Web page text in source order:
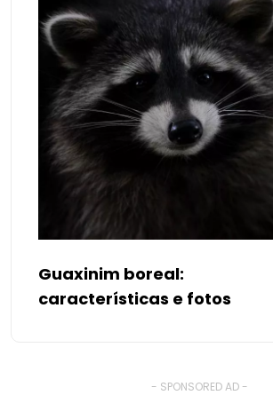
Guaxinim boreal:
características e fotos
- SPONSORED AD -